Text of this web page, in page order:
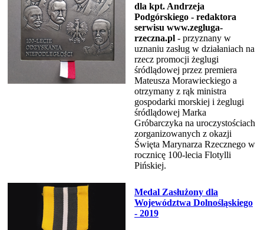
dla kpt. Andrzeja
Podgórskiego - redaktora
serwisu www.zegluga-
rzeczna.pl - przyznany w
uznaniu zasług w działaniach na
rzecz promocji żeglugi
śródlądowej przez premiera
Mateusza Morawieckiego a
otrzymany z rąk ministra
gospodarki morskiej i żeglugi
śródlądowej Marka
Gróbarczyka na uroczystościach
zorganizowanych z okazji
Święta Marynarza Rzecznego w
rocznicę 100-lecia Flotylli
Pińskiej.
Medal Zasłużony dla
Województwa Dolnośląskiego
- 2019